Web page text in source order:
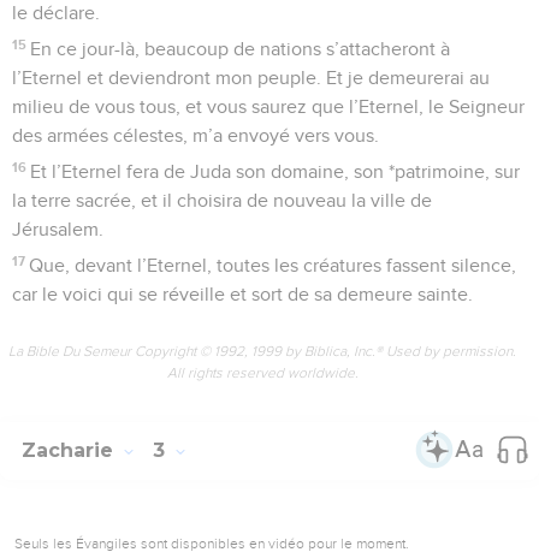
le déclare.
15 En ce jour-là, beaucoup de nations s’attacheront à
l’Eternel et deviendront mon peuple. Et je demeurerai au
milieu de vous tous, et vous saurez que l’Eternel, le Seigneur
des armées célestes, m’a envoyé vers vous.
16 Et l’Eternel fera de Juda son domaine, son *patrimoine, sur
la terre sacrée, et il choisira de nouveau la ville de
Jérusalem.
17 Que, devant l’Eternel, toutes les créatures fassent silence,
car le voici qui se réveille et sort de sa demeure sainte.
La Bible Du Semeur Copyright © 1992, 1999 by Biblica, Inc.® Used by permission.
All rights reserved worldwide.
Zacharie 3
Seuls les Évangiles sont disponibles en vidéo pour le moment.